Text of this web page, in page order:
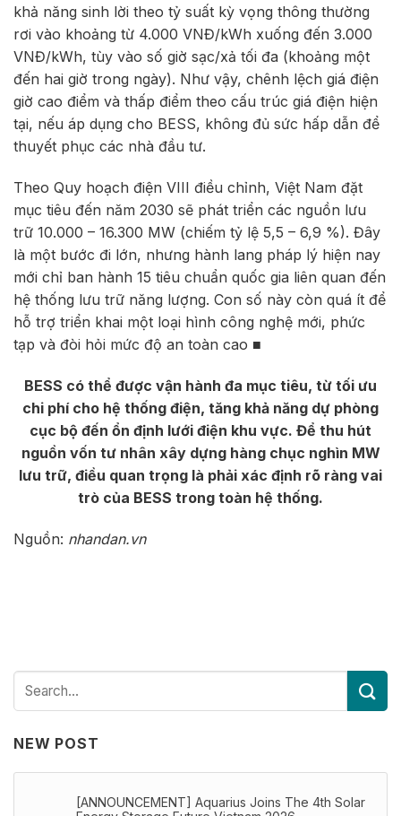
khả năng sinh lời theo tỷ suất kỳ vọng thông thường
rơi vào khoảng từ 4.000 VNĐ/kWh xuống đến 3.000
VNĐ/kWh, tùy vào số giờ sạc/xả tối đa (khoảng một
đến hai giờ trong ngày). Như vậy, chênh lệch giá điện
giờ cao điểm và thấp điểm theo cấu trúc giá điện hiện
tại, nếu áp dụng cho BESS, không đủ sức hấp dẫn để
thuyết phục các nhà đầu tư.
Theo Quy hoạch điện VIII điều chỉnh, Việt Nam đặt
mục tiêu đến năm 2030 sẽ phát triển các nguồn lưu
trữ 10.000 – 16.300 MW (chiếm tỷ lệ 5,5 – 6,9 %). Đây
là một bước đi lớn, nhưng hành lang pháp lý hiện nay
mới chỉ ban hành 15 tiêu chuẩn quốc gia liên quan đến
hệ thống lưu trữ năng lượng. Con số này còn quá ít để
hỗ trợ triển khai một loại hình công nghệ mới, phức
tạp và đòi hỏi mức độ an toàn cao ■
BESS có thể được vận hành đa mục tiêu, từ tối ưu
chi phí cho hệ thống điện, tăng khả năng dự phòng
cục bộ đến ổn định lưới điện khu vực. Để thu hút
nguồn vốn tư nhân xây dựng hàng chục nghìn MW
lưu trữ, điều quan trọng là phải xác định rõ ràng vai
trò của BESS trong toàn hệ thống.
Nguồn: nhandan.vn
NEW POST
[ANNOUNCEMENT] Aquarius Joins The 4th Solar